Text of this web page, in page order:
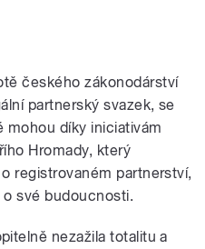
českého zákonodárství
partnerský svazek, se
mohou díky iniciativám
Hromady, který
registrovaném partnerství,
své budoucnosti.
nezažila totalitu a